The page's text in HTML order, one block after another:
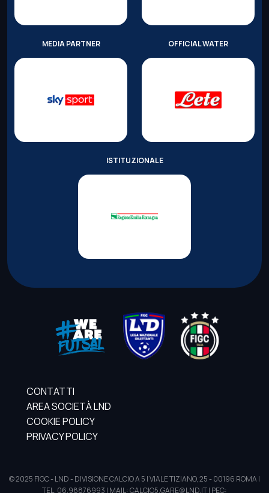
MEDIA PARTNER OFFICIAL WATER
ISTITUZIONALE
CONTATTI
AREA SOCIETÀ LND
COOKIE POLICY
PRIVACY POLICY
© 2025 FIGC - LND - DIVISIONE CALCIO A 5 | VIALE TIZIANO, 25 - 00196 ROMA |
TEL. 06.98876993 | MAIL: CALCIO5.GARE@LND.IT | PEC: